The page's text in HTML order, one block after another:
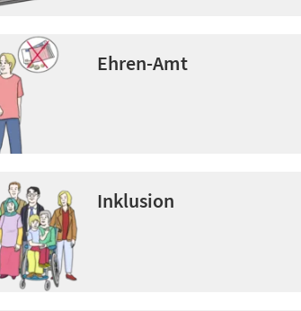
Ehren-Amt
Inklusion